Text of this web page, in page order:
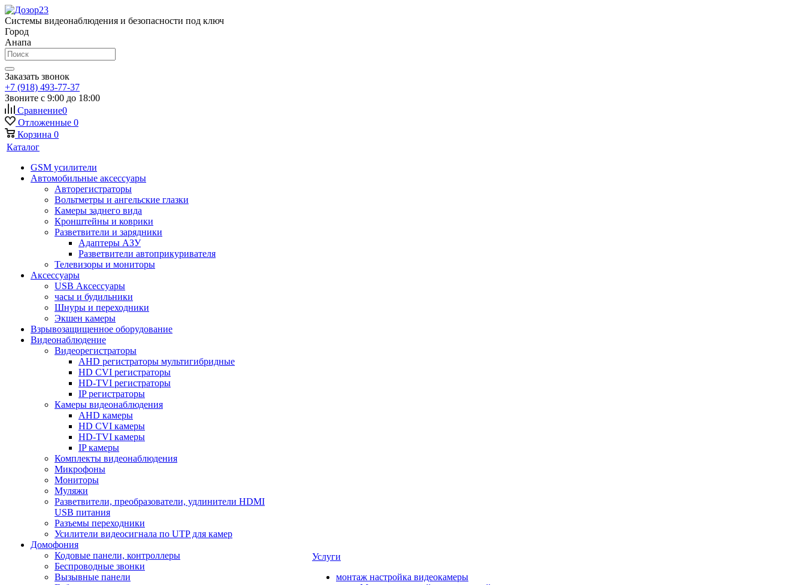
Системы видеонаблюдения и безопасности под ключ
Город
Анапа
Заказать звонок
+7 (918) 493-77-37
Звоните с 9:00 до 18:00
Сравнение0
Отложенные 0
Корзина 0
Каталог
GSM усилители
Автомобильные аксессуары
Авторегистраторы
Вольтметры и ангельские глазки
Камеры заднего вида
Кронштейны и коврики
Разветвители и зарядники
Адаптеры АЗУ
Разветвители автоприкуривателя
Телевизоры и мониторы
Аксессуары
USB Аксессуары
часы и будильники
Шнуры и переходники
Экшен камеры
Взрывозащищенное оборудование
Видеонаблюдение
Видеорегистраторы
AHD регистраторы мультигибридные
HD CVI регистраторы
HD-TVI регистраторы
IP регистраторы
Камеры видеонаблюдения
AHD камеры
HD CVI камеры
HD-TVI камеры
IP камеры
Комплекты видеонаблюдения
Микрофоны
Мониторы
Муляжи
Разветвители, преобразователи, удлинители HDMI
USB питания
Разъемы переходники
Усилители видеосигнала по UTP для камер
Домофония
Кодовые панели, контроллеры
Беспроводные звонки
Вызывные панели
Услуги
монтаж настройка видеокамеры